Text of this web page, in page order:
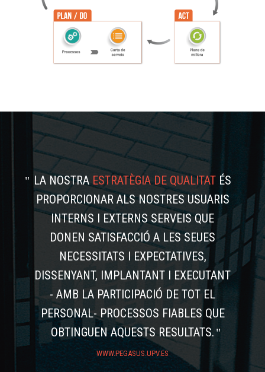
LA NOSTRAESTRATÈGIA DE QUALITAT ÉS
PROPORCIONAR ALS NOSTRES USUARIS
INTERNS I EXTERNS SERVEIS QUE
DONEN SATISFACCIÓ A LES SEUES
NECESSITATS I EXPECTATIVES,
DISSENYANT, IMPLANTANT I EXECUTANT
- AMB LA PARTICIPACIÓ DE TOT EL
PERSONAL- PROCESSOS FIABLES QUE
OBTINGUEN AQUESTS RESULTATS.
WWW.PEGASUS.UPV.ES